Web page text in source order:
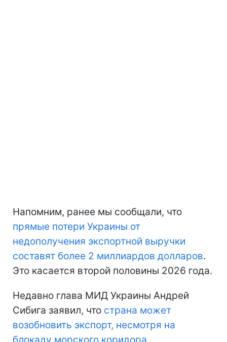
Напомним, ранее мы сообщали, что
прямые потери Украины от
недополучения экспортной выручки
составят более 2 миллиардов долларов.
Это касается второй половины 2026 года.
Недавно глава МИД Украины Андрей
Сибига заявил, что страна может
возобновить экспорт, несмотря на
блокаду морского коридора.